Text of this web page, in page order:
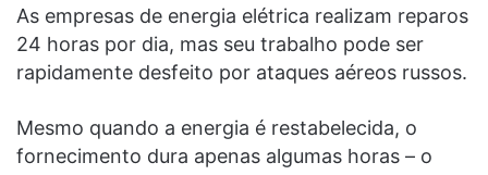
As empresas de energia elétrica realizam reparos
24 horas por dia, mas seu trabalho pode ser
rapidamente desfeito por ataques aéreos russos.
Mesmo quando a energia é restabelecida, o
fornecimento dura apenas algumas horas – o